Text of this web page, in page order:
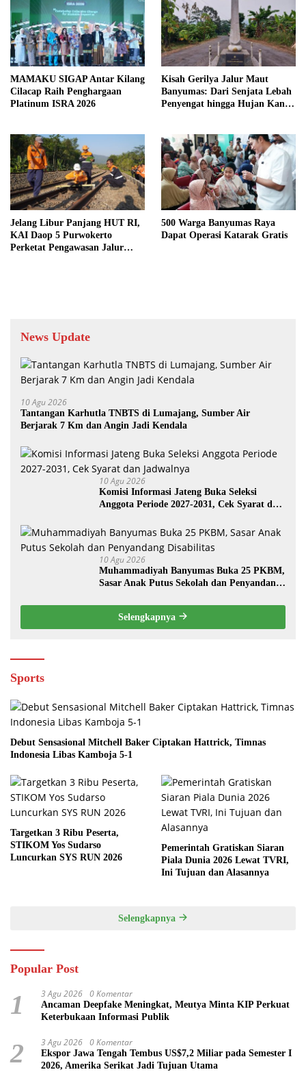
MAMAKU SIGAP Antar Kilang
Cilacap Raih Penghargaan
Platinum ISRA 2026
Kisah Gerilya Jalur Maut
Banyumas: Dari Senjata Lebah
Penyengat hingga Hujan Kanon
Jelang Libur Panjang HUT RI,
KAI Daop 5 Purwokerto
Perketat Pengawasan Jalur
500 Warga Banyumas Raya
Dapat Operasi Katarak Gratis
News Update
10 Agu 2026
Tantangan Karhutla TNBTS di Lumajang, Sumber Air
Berjarak 7 Km dan Angin Jadi Kendala
10 Agu 2026
Komisi Informasi Jateng Buka Seleksi
Anggota Periode 2027-2031, Cek Syarat dan
10 Agu 2026
Muhammadiyah Banyumas Buka 25 PKBM,
Sasar Anak Putus Sekolah dan Penyandang
Selengkapnya
Sports
Debut Sensasional Mitchell Baker Ciptakan Hattrick, Timnas
Indonesia Libas Kamboja 5-1
Targetkan 3 Ribu Peserta,
STIKOM Yos Sudarso
Luncurkan SYS RUN 2026
Pemerintah Gratiskan Siaran
Piala Dunia 2026 Lewat TVRI,
Ini Tujuan dan Alasannya
Selengkapnya
Popular Post
1 3 Agu 2026 0 Komentar
Ancaman Deepfake Meningkat, Meutya Minta KIP Perkuat
Keterbukaan Informasi Publik
2 3 Agu 2026 0 Komentar
Ekspor Jawa Tengah Tembus US$7,2 Miliar pada Semester I
2026, Amerika Serikat Jadi Tujuan Utama